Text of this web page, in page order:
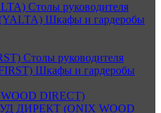
Столы руководителя
Шкафы и гардеробы
Столы руководителя
Шкафы и гардеробы
DIRECT)
ДИРЕКТ (ONIX WOOD